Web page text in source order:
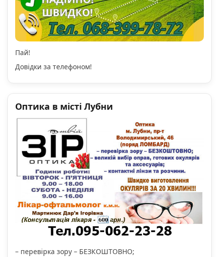
Пай!
Довідки за телефоном!
Оптика в місті Лубни
– перевірка зору – БЕЗКОШТОВНО;